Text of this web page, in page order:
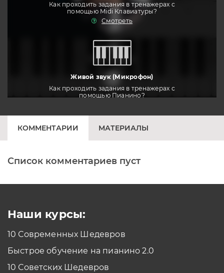
Как проходить задания в тренажерах с
помощью Midi Клавиатуры?
Смотреть
Живой звук (Микрофон)
Как проходить задания в тренажерах с
помощью Пианино?
Печатная клавиатура
Как проходить задания в тренажерах с
помощью Планшета/телефона?
тренировать
КОММЕНТАРИИ МАТЕРИАЛЫ
Список комментариев пуст
Наши курсы:
10 Современных Шедевров
Быстрое обучение на пианино 2.0
10 Советских Шедевров